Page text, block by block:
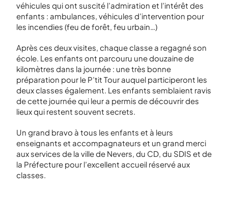
véhicules qui ont suscité l’admiration et l’intérêt des
enfants : ambulances, véhicules d’intervention pour
les incendies (feu de forêt, feu urbain…)
Après ces deux visites, chaque classe a regagné son
école. Les enfants ont parcouru une douzaine de
kilomètres dans la journée : une très bonne
préparation pour le P’tit Tour auquel participeront les
deux classes également. Les enfants semblaient ravis
de cette journée qui leur a permis de découvrir des
lieux qui restent souvent secrets.
Un grand bravo à tous les enfants et à leurs
enseignants et accompagnateurs et un grand merci
aux services de la ville de Nevers, du CD, du SDIS et de
la Préfecture pour l’excellent accueil réservé aux
classes.